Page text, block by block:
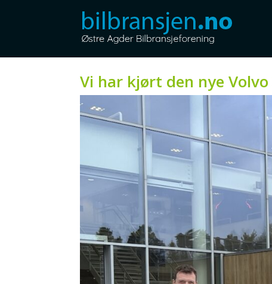
Vi har kjørt den nye Volvo